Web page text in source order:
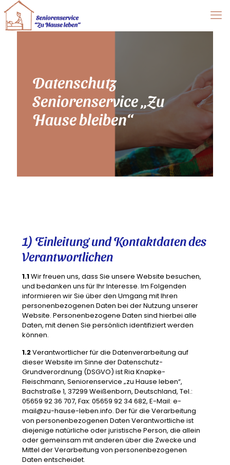
Datenschutz
Seniorenservice „Zu
Hause bleiben“
1) Einleitung und Kontaktdaten des
Verantwortlichen
1.1Wir freuen uns, dass Sie unsere Website besuchen,
und bedanken uns für Ihr Interesse. Im Folgenden
informieren wir Sie über den Umgang mit Ihren
personenbezogenen Daten bei der Nutzung unserer
Website. Personenbezogene Daten sind hierbei alle
Daten, mit denen Sie persönlich identifiziert werden
können.
1.2Verantwortlicher für die Datenverarbeitung auf
dieser Website im Sinne der Datenschutz-
Grundverordnung (DSGVO) ist Ria Knapke-
Fleischmann, Seniorenservice „zu Hause leben“,
Bachstraße 1, 37299 Weißenborn, Deutschland, Tel.:
05659 92 36 707, Fax: 05659 92 34 682, E-Mail: e-
mail@zu-hause-leben.info. Der für die Verarbeitung
von personenbezogenen Daten Verantwortliche ist
diejenige natürliche oder juristische Person, die allein
oder gemeinsam mit anderen über die Zwecke und
Mittel der Verarbeitung von personenbezogenen
Daten entscheidet.